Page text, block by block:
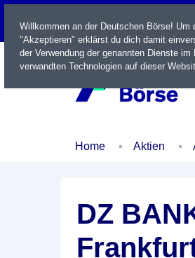
LIVE
Home Aktien
DZ
Willkommen an der Deutschen Börse!
"Akzeptieren" erklärst du dich damit
der Verwendung der genannten Dienste
verwandten Technologien auf dieser